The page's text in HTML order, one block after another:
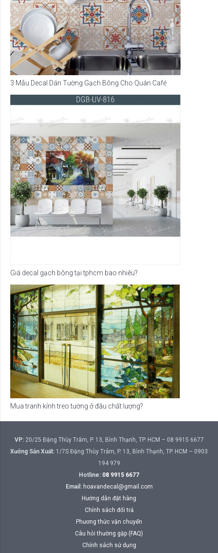
3 Mẫu Decal Dán Tường Gạch Bông Cho Quán Café
Giá decal gạch bông tại tphcm bao nhiêu?
Mua tranh kính treo tường ở đâu chất lượng?
VP:20/25 Đặng Thùy Trâm, P. 13, Bình Thạnh, TP. HCM – 08 9915 6677
Xưởng Sản Xuất: 1/7S Đặng Thùy Trâm, P. 13, Bình Thạnh, TP. HCM – 0903
194 979
Hotline: 08 9915 6677
Email: hoavandecal@gmail.com
Hướng dẫn đặt hàng
Chính sách đổi trả
Phương thức vận chuyển
Câu hỏi thường gặp (FAQ)
Chính sách sử dụng